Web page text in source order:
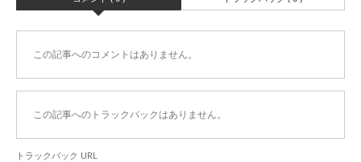
この記事へのコメントはありません。
この記事へのトラックバックはありません。
トラックバック URL